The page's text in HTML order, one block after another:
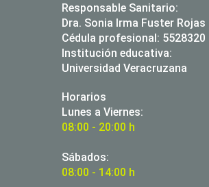
Responsable Sanitario:
Dra. Sonia Irma Fuster Rojas
Cédula profesional: 5528320
Institución educativa:
Universidad Veracruzana
Horarios
Lunes a Viernes:
08:00 - 20:00 h
Sábados:
08:00 - 14:00 h